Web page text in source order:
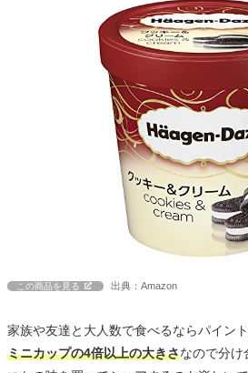
この商品を見る 出典：Amazon
家族や友達と大人数で食べるならパイント
ミニカップの4倍以上の大きさなので分け